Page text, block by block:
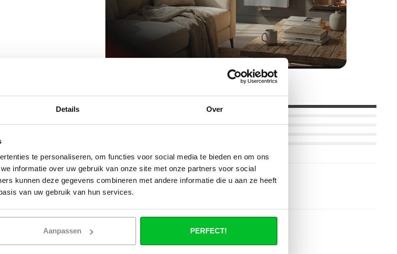
Details Over
te personaliseren, om functies voor social media te bieden en om ons
informatie over uw gebruik van onze site met onze partners voor social
kunnen deze gegevens combineren met andere informatie die u aan ze heeft
van uw gebruik van hun services.
Aanpassen PERFECT!